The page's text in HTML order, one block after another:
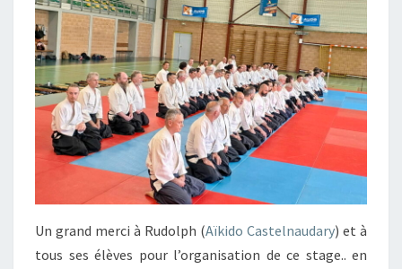
Un grand merci à Rudolph (Aïkido Castelnaudary) et à
tous ses élèves pour l’organisation de ce stage.. en